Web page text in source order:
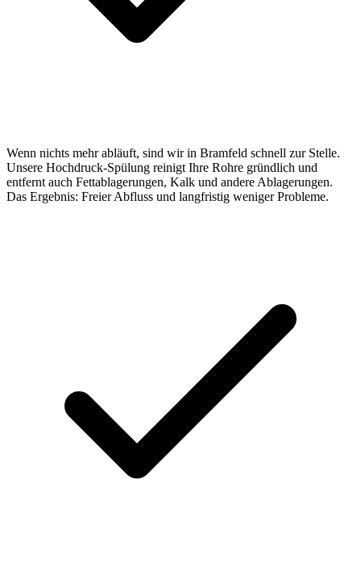
Wenn nichts mehr abläuft, sind wir in Bramfeld schnell zur Stelle.
Unsere Hochdruck-Spülung reinigt Ihre Rohre gründlich und
entfernt auch Fettablagerungen, Kalk und andere Ablagerungen.
Das Ergebnis: Freier Abfluss und langfristig weniger Probleme.